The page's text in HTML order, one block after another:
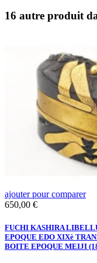
16 autre produit
ajouter pour comparer
Prix
650,00 €
FUCHI KASHIRA
EPOQUE EDO XIXè
BOITE EPOQUE MEIJI